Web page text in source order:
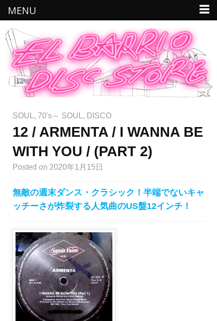
SOUL , 70's～ SOUL , DISCO
12 / ARMENTA / I WANNA BE
WITH YOU / (PART 2)
Posted on 2020年1月15日
無敵の週末ダンス・クラシック！半端でないキャ
ッチーさが炸裂する人気曲のUS盤12インチ！
MENU